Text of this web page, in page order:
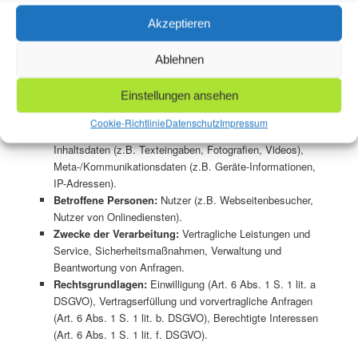
Akzeptieren
Ablehnen
Einstellungen ansehen
Cookie-RichtlinieDatenschutzImpressum
berechtigten Interessen als auch jener der Nutzer an einem
Schutz vor Missbrauch und sonstiger unbefugter Nutzung. Eine
sei denn, sie ist zur Verfolgung unserer Ansprüche erforderlich
oder es besteht hierzu besteht eine gesetzliche Verpflichtung.
Verarbeitete Datenarten:Bestandsdaten (z.B. Namen,
Adressen), Kontaktdaten (z.B. E-Mail, Telefonnummern),
Inhaltsdaten (z.B. Texteingaben, Fotografien, Videos),
Meta-/Kommunikationsdaten (z.B. Geräte-Informationen,
IP-Adressen).
Betroffene Personen:Nutzer (z.B. Webseitenbesucher,
Nutzer von Onlinediensten).
Zwecke der Verarbeitung:Vertragliche Leistungen und
Service, Sicherheitsmaßnahmen, Verwaltung und
Beantwortung von Anfragen.
Rechtsgrundlagen:Einwilligung (Art. 6 Abs. 1 S. 1 lit. a
DSGVO), Vertragserfüllung und vorvertragliche Anfragen
(Art. 6 Abs. 1 S. 1 lit. b. DSGVO), Berechtigte Interessen
(Art. 6 Abs. 1 S. 1 lit. f. DSGVO).